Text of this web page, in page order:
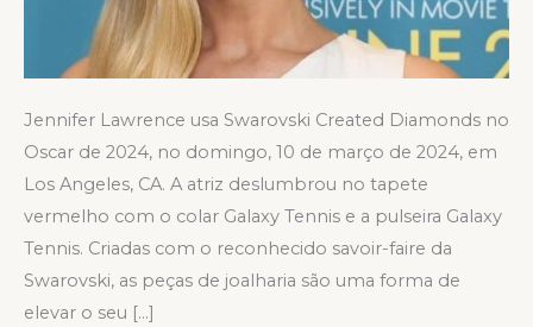
Jennifer Lawrence usa Swarovski Created Diamonds no
Oscar de 2024, no domingo, 10 de março de 2024, em
Los Angeles, CA. A atriz deslumbrou no tapete
vermelho com o colar Galaxy Tennis e a pulseira Galaxy
Tennis. Criadas com o reconhecido savoir-faire da
Swarovski, as peças de joalharia são uma forma de
elevar o seu […]
VERMELHO